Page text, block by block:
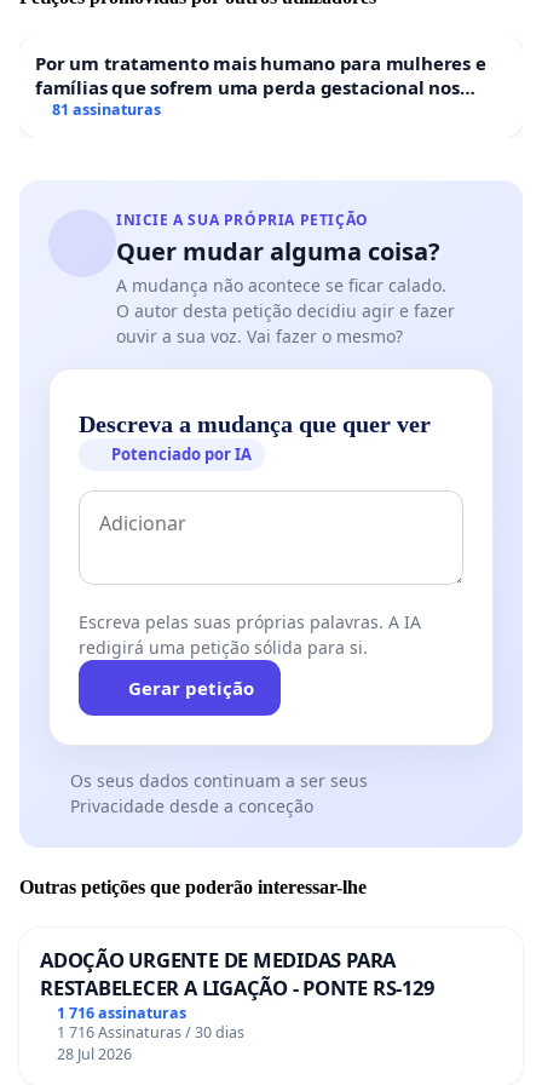
for enviada às autoridades será colocada uma nota
aqui e nas discussões.Na número 1)
Art. 1º - A República Federativa do Brasil, formada pela
união indissolúvel dos Estados e Municípios e do Distrito
Federal, constitui-se em Estado Democrático de Direito e
II - a cidadania;
III - A DIGNIDADE DA PESSOA HUMANA;
Art. 2º - São Poderes da União, independentes e harmônicos
entre si, o Legislativo, o Executivo e o Judiciário.
Art. 3º - Constituem
I - construir uma SOCIEDADE LIVRE, JUSTA E SOLIDÁRIA;
II - garantir o desenvolvimento nacional;
III - erradicar a pobreza e a marginalização e reduzir as
IV - promover o bem de todos, sem preconceitos de
origem, raça, sexo, cor, idade e quaisquer outras
formas de discriminação.
Por um tratamento mais humano para mulheres e
famílias que sofrem uma perda gestacional nos
hospitais portugueses
81 assinaturas
INICIE A SUA PRÓPRIA PETIÇÃO
Quer mudar alguma coisa?
A mudança não acontece se ficar calado.
O autor desta petição decidiu agir e fazer
ouvir a sua voz. Vai fazer o mesmo?
Descreva a mudança que quer ver
Potenciado por IA
Escreva pelas suas próprias palavras. A IA
redigirá uma petição sólida para si.
Gerar petição
Os seus dados continuam a ser seus
Privacidade desde a conceção
Outras petições que poderão interessar-lhe
ADOÇÃO URGENTE DE MEDIDAS PARA
RESTABELECER A LIGAÇÃO - PONTE RS-129
1 716 assinaturas
1 716 Assinaturas / 30 dias
28 Jul 2026